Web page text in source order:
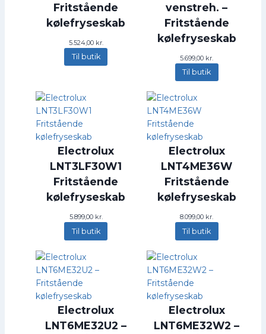
Fritstående
kølefryseskab
5.524,00 kr.
Til butik
venstreh. –
Fritstående
kølefryseskab
5.699,00 kr.
Til butik
Electrolux
LNT3LF30W1
Fritstående
kølefryseskab
5.899,00 kr.
Til butik
Electrolux
LNT4ME36W
Fritstående
kølefryseskab
8.099,00 kr.
Til butik
Electrolux
LNT6ME32U2 –
Electrolux
LNT6ME32W2 –